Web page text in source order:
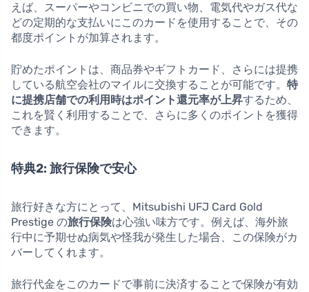
えば、スーパーやコンビニでの買い物、電気代やガス代な
どの定期的な支払いにこのカードを使用することで、その
都度ポイントが加算されます。
貯めたポイントは、商品券やギフトカード、さらには提携
している航空会社のマイルに交換することが可能です。 特
に提携店舗での利用時はポイント還元率が上昇するため、
これを賢く利用することで、さらに多くのポイントを獲得
できます。
特典2: 旅行保険で安心
旅行好きな方にとって、Mitsubishi UFJ Card Gold
Prestige の旅行保険は心強い味方です。例えば、海外旅
行中に予期せぬ病気や怪我が発生した場合、この保険がカ
バーしてくれます。
旅行代金をこのカードで事前に決済することで保険が有効